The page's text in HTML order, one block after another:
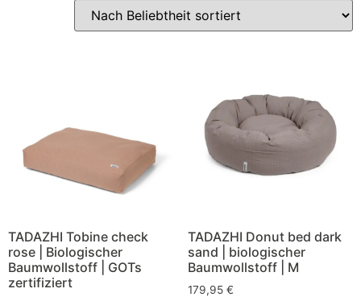
TADAZHI Tobine check
rose | Biologischer
Baumwollstoff | GOTs
zertifiziert
TADAZHI Donut bed dark
sand | biologischer
Baumwollstoff | M
179,95 €